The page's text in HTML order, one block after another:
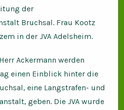
der
Bruchsal. Frau Kootz
in der JVA Adelsheim.
Ackermann werden
einen Einblick hinter die
eine Langstrafen- und
geben. Die JVA wurde